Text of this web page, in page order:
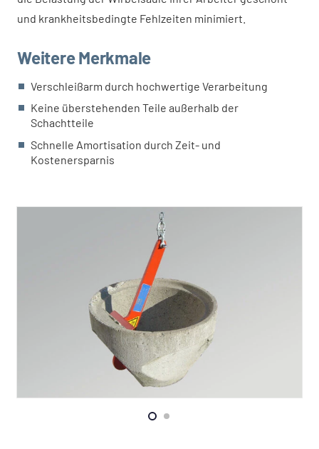
VERBAUSYSTEME
BAUGERÄTE
KONTAKT
und krankheitsbedingte Fehlzeiten minimiert.
Weitere Merkmale
Verschleißarm durch hochwertige Verarbeitung
Keine überstehenden Teile außerhalb der
Schachtteile
Schnelle Amortisation durch Zeit- und
Kostenersparnis